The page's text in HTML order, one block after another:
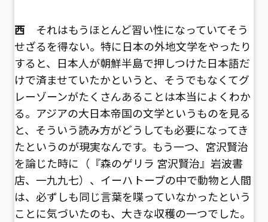
西それはもうほとんど習い性になっていてそう
せざるを得ない。特に日本の外地文学をやったり
すると、日本人が朝鮮半島で押しつけた日本語だ
けで済ませていたかというと、そうでもなくてグ
レーゾーンがたくさんあることは本当によくわか
る。アジアの大日本帝国の文学というものを見る
と、そういう読み方がどうしても必要になってき
たというのが現実なんです。もう一つ、宮沢賢治
を論じた時に（『森のゲリラ 宮沢賢治』岩波書
店、一九九七）、イーハトーブの中で動物と人間
は、必ずしも同じ言葉を喋っていなかったという
ことに気づいたのも、大きな収穫の一つでした。